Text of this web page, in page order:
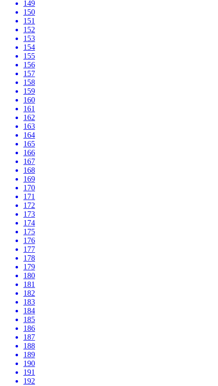
149
150
151
152
153
154
155
156
157
158
159
160
161
162
163
164
165
166
167
168
169
170
171
172
173
174
175
176
177
178
179
180
181
182
183
184
185
186
187
188
189
190
191
192